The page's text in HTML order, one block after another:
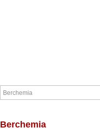
Berchemia